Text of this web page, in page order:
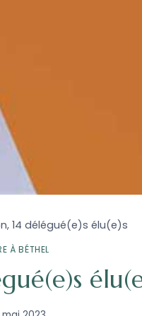
14 délégué(e)s élu(e)s
À BÉTHEL